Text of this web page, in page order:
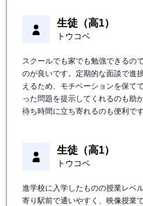
生徒（高1）
トウコベ
スクールでも家でも勉強できるの
のが良いです。定期的な面談で進
えるため、モチベーションを保て
った問題を提示してくれるのも助
待ち時間に立ち寄れるのも便利です
生徒（高1）
トウコベ
進学校に入学したものの授業レベ
寄り駅前で通いやすく、映像授業